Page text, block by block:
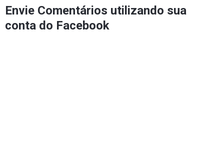
Envie Comentários utilizando sua
conta do Facebook